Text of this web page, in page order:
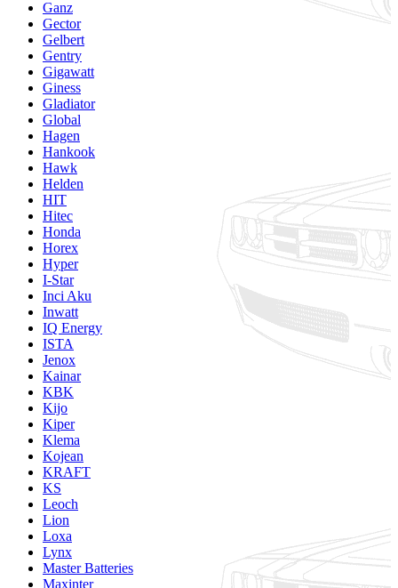
Ganz
Gector
Gelbert
Gentry
Gigawatt
Giness
Gladiator
Global
Hagen
Hankook
Hawk
Helden
HIT
Hitec
Honda
Horex
Hyper
I-Star
Inci Aku
Inwatt
IQ Energy
ISTA
Jenox
Kainar
KBK
Kijo
Kiper
Klema
Kojean
KRAFT
KS
Leoch
Lion
Loxa
Lynx
Master Batteries
Maxinter